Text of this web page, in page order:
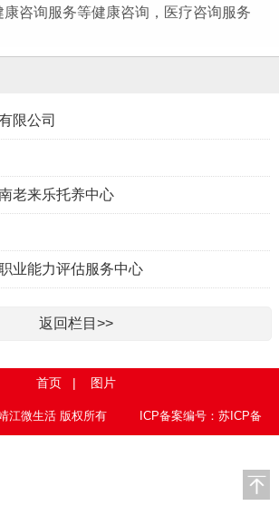
咨询服务等健康咨询，医疗咨询服务
限公司
老来乐托养中心
业能力评估服务中心
返回栏目>>
首页 | 图片
靖江微生活 版权所有
ICP备案编号：苏ICP备
15010767号